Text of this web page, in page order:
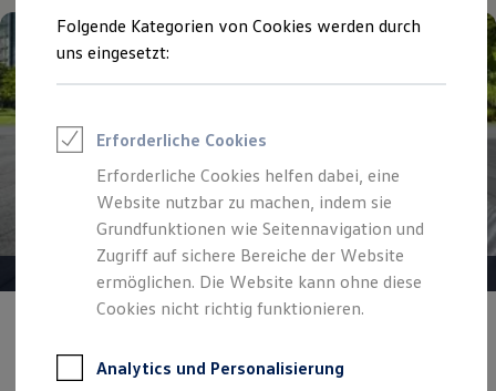
Saisonangebote
Reifenpakete
Leasing
Leasing-Angebote
Elektroauto Leasing
Kleinwagen-Leasing
Leasing ohne Anzahlung
Finanzierung
Autokredit mit Schlussrate
Versicherungen und Garantien
Kfz-Versicherung
Restschuldversicherungen
Garantien
Professional Class bei Volkswagen
so individuell wie Sie
Jetzt mit bis zu 15 % Nachlassauf Ihren Neuwagen
Folgende Kategorien von Cookies werden durch
uns eingesetzt:
Erforderliche Cookies
Erforderliche Cookies helfen dabei, eine
Website nutzbar zu machen, indem sie
Grundfunktionen wie Seitennavigation und
Zugriff auf sichere Bereiche der Website
ermöglichen. Die Website kann ohne diese
Cookies nicht richtig funktionieren.
Analytics und Personalisierung